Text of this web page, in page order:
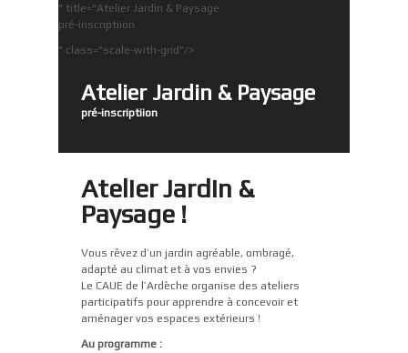
" title="Atelier Jardin & Paysage
pré-inscriptiion
" class="scale-with-grid"/>
Atelier Jardin & Paysage
pré-inscriptiion
Atelier Jardin &
Paysage !
Vous rêvez d’un jardin agréable, ombragé,
adapté au climat et à vos envies ?
Le CAUE de l’Ardèche organise des ateliers
participatifs pour apprendre à concevoir et
aménager vos espaces extérieurs !
Au programme :